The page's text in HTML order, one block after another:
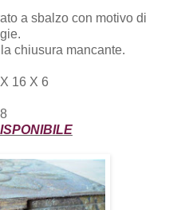
a sbalzo con motivo di
chiusura mancante.
16 X 6